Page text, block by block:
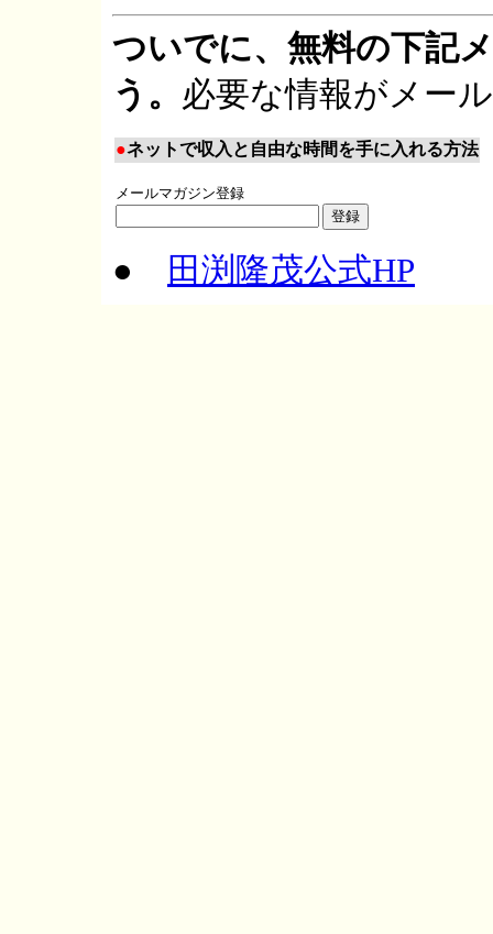
ついでに、無料の下記
う。 必要な情報がメー
●ネットで収入と自由な時間を手に入れる方法
メールマガジン登録
● 田渕隆茂公式HP